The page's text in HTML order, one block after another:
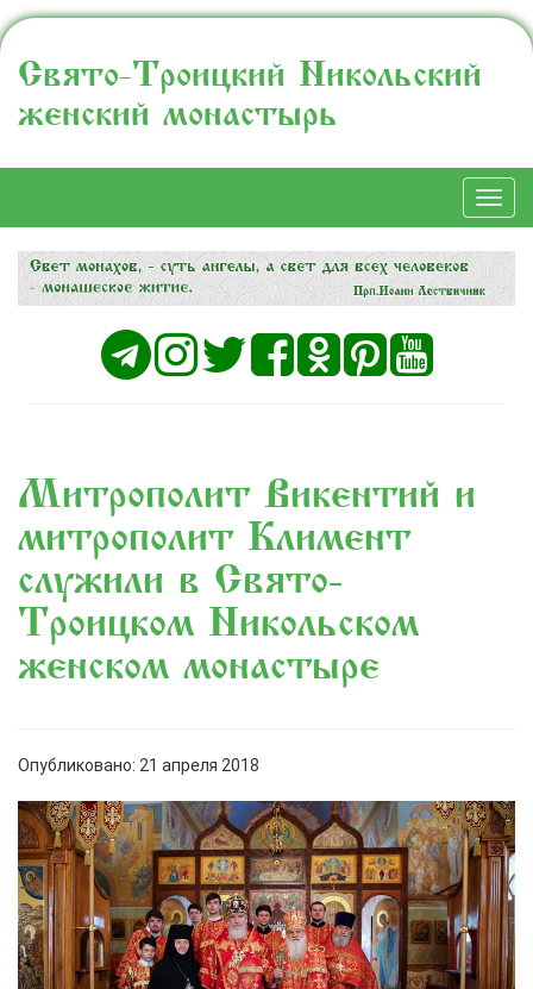
Свято-Троицкий Никольский
женский монастырь
Митрополит Викентий и
митрополит Климент
служили в Свято-
Троицком Никольском
женском монастыре
Опубликовано: 21 апреля 2018